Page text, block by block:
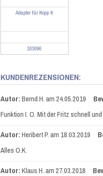
Adapter für Kopp K
103096
KUNDENREZENSIONEN:
Autor:Bernd H.am 24.05.2019
Funktion I. O. Mit der Fritz schnell
Autor:Heribert P.am 18.03.2019
Alles O.K.
Autor:Klaus H.am 27.03.2018